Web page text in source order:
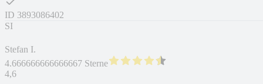
ID 3893086402
SI
Stefan I.
4.666666666666667 Sterne
4,6